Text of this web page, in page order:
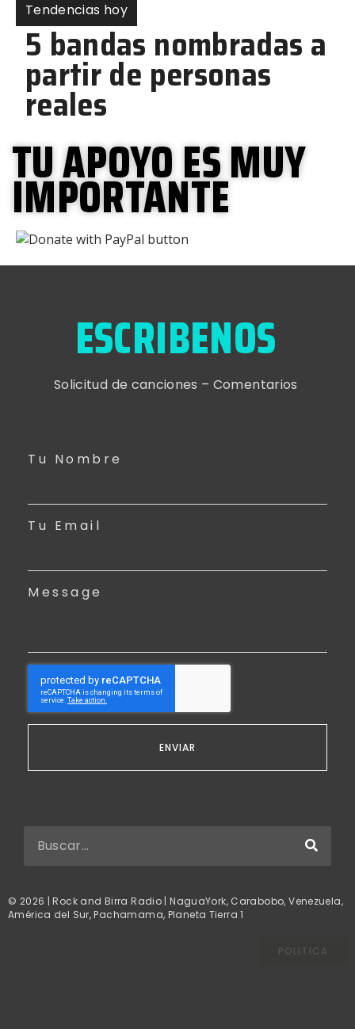
Tendencias hoy
5 bandas nombradas a
partir de personas
reales
TU APOYO ES MUY
IMPORTANTE
ESCRIBENOS
Solicitud de canciones – Comentarios
Tu Nombre
Tu Email
Message
ENVIAR
© 2026 | Rock and Birra Radio | NaguaYork, Carabobo, Venezuela,
América del Sur, Pachamama, Planeta Tierra 1
POLITICA